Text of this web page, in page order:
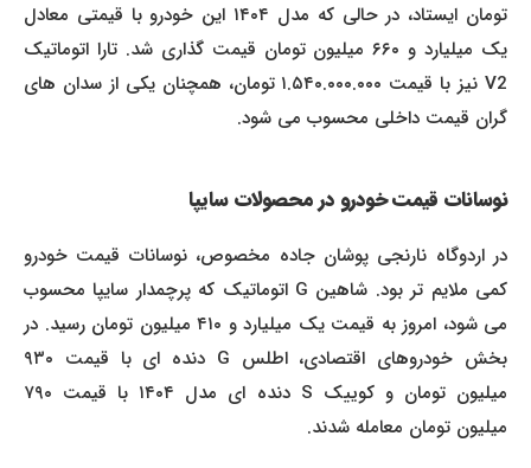
تومان ایستاد، در حالی که مدل ۱۴۰۴ این خودرو با قیمتی معادل
یک میلیارد و ۶۶۰ میلیون تومان قیمت گذاری شد. تارا اتوماتیک
V2 نیز با قیمت ۱.۵۴۰.۰۰۰.۰۰۰ تومان، همچنان یکی از سدان های
گران قیمت داخلی محسوب می شود.
نوسانات قیمت خودرو در محصولات سایپا
در اردوگاه نارنجی پوشان جاده مخصوص، نوسانات قیمت خودرو
کمی ملایم تر بود. شاهین G اتوماتیک که پرچمدار سایپا محسوب
می شود، امروز به قیمت یک میلیارد و ۴۱۰ میلیون تومان رسید. در
بخش خودروهای اقتصادی، اطلس G دنده ای با قیمت ۹۳۰
میلیون تومان و کوییک S دنده ای مدل ۱۴۰۴ با قیمت ۷۹۰
میلیون تومان معامله شدند.